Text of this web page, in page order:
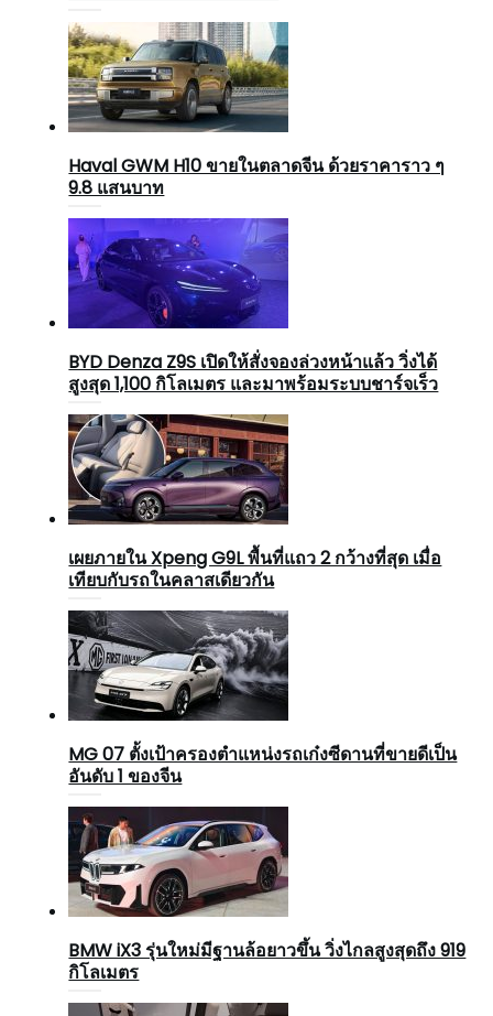
Haval GWM H10 ขายในตลาดจีน ด้วยราคาราว ๆ
9.8 แสนบาท
BYD Denza Z9S เปิดให้สั่งจองล่วงหน้าแล้ว วิ่งได้
สูงสุด 1,100 กิโลเมตร และมาพร้อมระบบชาร์จเร็ว
เผยภายใน Xpeng G9L พื้นที่แถว 2 กว้างที่สุด เมื่อ
เทียบกับรถในคลาสเดียวกัน
MG 07 ตั้งเป้าครองตำแหน่งรถเก๋งซีดานที่ขายดีเป็น
อันดับ 1 ของจีน
BMW iX3 รุ่นใหม่มีฐานล้อยาวขึ้น วิ่งไกลสูงสุดถึง 919
กิโลเมตร